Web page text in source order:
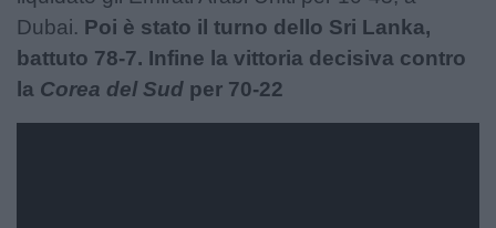
Dubai. Poi è stato il turno dello Sri Lanka,
battuto 78-7. Infine la vittoria decisiva contro
la Corea del Sud per 70-22